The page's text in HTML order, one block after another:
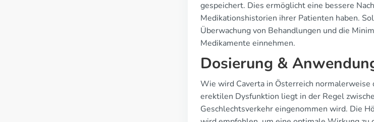
gespeichert. Dies ermöglicht eine bessere
Medikationshistorien ihrer Patienten haben.
Überwachung von Behandlungen und die
Medikamente einnehmen.
Dosierung &
Wie wird Caverta in Österreich
erektilen Dysfunktion liegt in der Regel
Geschlechtsverkehr eingenommen wird. Die